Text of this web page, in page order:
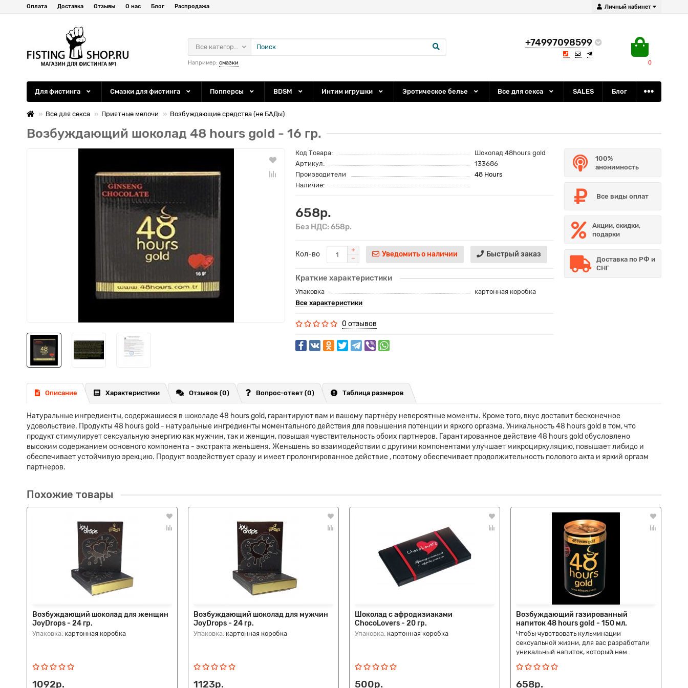
Личный кабинет
Оплата Доставка Отзывы О нас Блог Распродажа
+74997098599
0
Все категории
Например: смазки
Для фистинга Смазки для фистинга Попперсы BDSM Интим игрушки Эротическое белье Все для секса SALES Блог
Все для секса Приятные мелочи Возбуждающие средства (не БАДы)
Возбуждающий шоколад 48 hours gold - 16 гр.
Код Товара:
Шоколад 48hours gold
Артикул:
133686
Производители
48 Hours
Наличие:
658р.
Без НДС: 658р.
Кол-во Уведомить о наличии Быстрый заказ
Краткие характеристики
Упаковка
картонная коробка
Все характеристики
0 отзывов
100%
анонимность
Все виды оплат
Акции, скидки,
подарки
Доставка по РФ и
СНГ
Описание Характеристики Отзывов (0) Вопрос-ответ (0) Таблица размеров
Натуральные ингредиенты, содержащиеся в шоколаде 48 hours gold, гарантируют вам и вашему партнёру невероятные моменты. Кроме того, вкус доставит бесконечное
удовольствие. Продукты 48 hours gold - натуральные ингредиенты моментального действия для повышения потенции и яркого оргазма. Уникальность 48 hours gold в том, что
продукт стимулирует сексуальную энергию как мужчин, так и женщин, повышая чувствительность обоих партнеров. Гарантированное действие 48 hours gold обусловлено
высоким содержанием основного компонента - экстракта женьшеня. Женьшень во взаимодействии с другими компонентами улучшает микроциркуляцию, повышает либидо и
обеспечивает устойчивую эрекцию. Продукт воздействует сразу и имеет пролонгированное действие , поэтому обеспечивает продолжительность полового акта и яркий оргазм
партнеров.
Похожие товары
Возбуждающий шоколад для женщин
JoyDrops - 24 гр.
Упаковка: картонная коробка
1092р.
Возбуждающий шоколад для мужчин
JoyDrops - 24 гр.
Упаковка: картонная коробка
1123р.
Шоколад с афродизиаками
ChocoLovers - 20 гр.
Упаковка: картонная коробка
500р.
Возбуждающий газированный
напиток 48 hours gold - 150 мл.
Чтобы чувствовать кульминации
сексуальной жизни, для вас разработали
уникальный напиток, который нем..
658р.